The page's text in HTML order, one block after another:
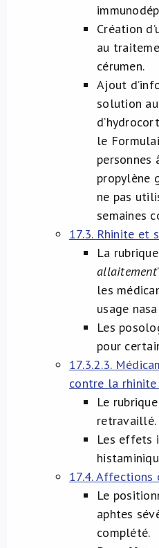
Création
au
cérumen.
Ajout
solution
le
personnes
propylène
ne pas
semaines
17.3. Rhinite et
La rubrique
allaitement
les
usage
Les
pour
17.3.2.3.
contre la
Le rubrique
retravaillé.
Les effets
17.4. Affections
Le
aphtes
complété.